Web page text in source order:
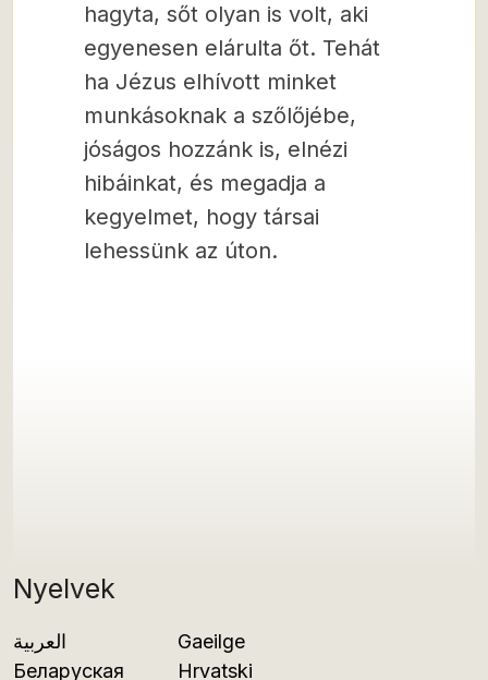
Nyelvek
العربية
Беларуская
Gaeilge
Hrvatski
hagyta, sőt olyan is volt, aki
egyenesen elárulta őt. Tehát
ha Jézus elhívott minket
munkásoknak a szőlőjébe,
jóságos hozzánk is, elnézi
hibáinkat, és megadja a
kegyelmet, hogy társai
lehessünk az úton.